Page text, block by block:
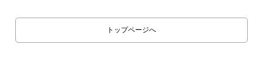
トップページへ